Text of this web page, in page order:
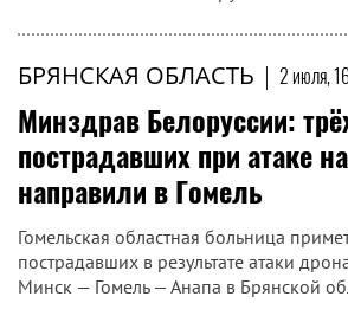
БРЯНСКАЯ ОБЛАСТЬ | 2 июля,
Минздрав Белоруссии:
пострадавших при атаке
направили в Гомель
Гомельская областная больница
пострадавших в результате атаки
Минск — Гомель — Анапа в Брянской